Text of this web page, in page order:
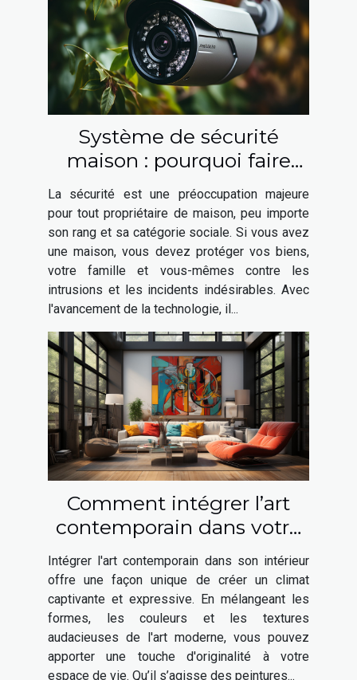
Système de sécurité
maison : pourquoi faire
appel à un expert en
sécurité ?
La sécurité est une préoccupation majeure
pour tout propriétaire de maison, peu importe
son rang et sa catégorie sociale. Si vous avez
une maison, vous devez protéger vos biens,
votre famille et vous-mêmes contre les
intrusions et les incidents indésirables. Avec
l'avancement de la technologie, il...
Comment intégrer l’art
contemporain dans votre
intérieur ?
Intégrer l'art contemporain dans son intérieur
offre une façon unique de créer un climat
captivante et expressive. En mélangeant les
formes, les couleurs et les textures
audacieuses de l'art moderne, vous pouvez
apporter une touche d'originalité à votre
espace de vie. Qu’il s’agisse des peintures...